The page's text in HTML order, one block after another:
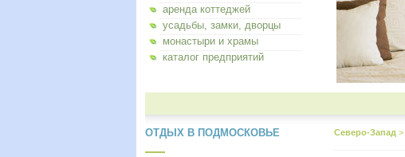
аренда коттеджей
усадьбы, замки, дворцы
монастыри и храмы
каталог предприятий
ОТДЫХ В ПОДМОСКОВЬЕ Северо-Запад >